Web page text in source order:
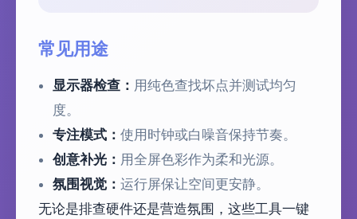
常见用途
显示器检查： 用纯色查找坏点并测试均匀
度。
专注模式： 使用时钟或白噪音保持节奏。
创意补光： 用全屏色彩作为柔和光源。
氛围视觉： 运行屏保让空间更安静。
无论是排查硬件还是营造氛围，这些工具一键